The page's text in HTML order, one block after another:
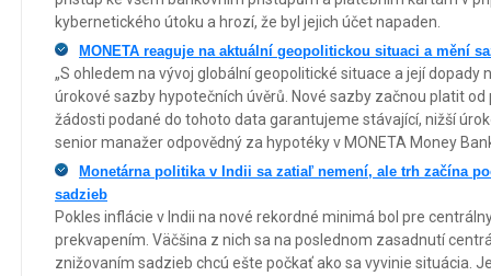
kybernetického útoku a hrozí, že byl jejich účet napaden.
MONETA reaguje na aktuální geopolitickou situaci a mění
„S ohledem na vývoj globální geopolitické situace a její dopady
úrokové sazby hypotečních úvěrů. Nové sazby začnou platit od
žádosti podané do tohoto data garantujeme stávající, nižší
senior manažer odpovědný za hypotéky v MONETA Money
Monetárna politika v Indii sa zatiaľ nemení, ale trh začína
sadzieb
Pokles inflácie v Indii na nové rekordné minimá bol pre
prekvapením. Väčšina z nich sa na poslednom zasadnutí
znižovaním sadzieb chcú ešte počkať ako sa vyvinie situácia.